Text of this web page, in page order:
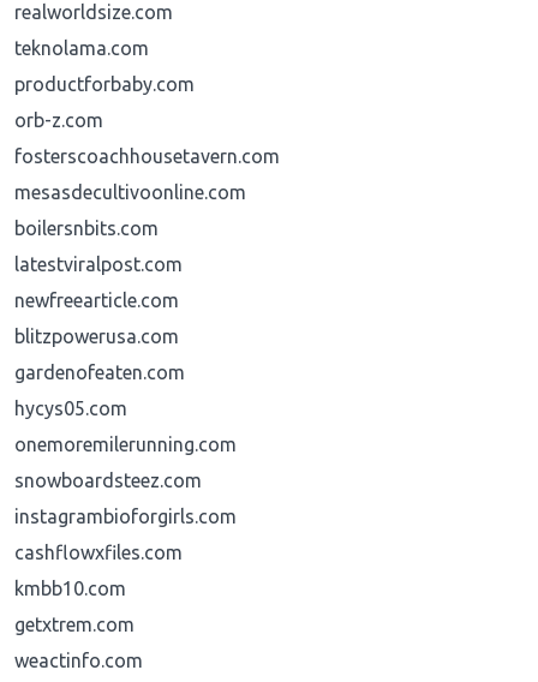
realworldsize.com
teknolama.com
productforbaby.com
orb-z.com
fosterscoachhousetavern.com
mesasdecultivoonline.com
boilersnbits.com
latestviralpost.com
newfreearticle.com
blitzpowerusa.com
gardenofeaten.com
hycys05.com
onemoremilerunning.com
snowboardsteez.com
instagrambioforgirls.com
cashflowxfiles.com
kmbb10.com
getxtrem.com
weactinfo.com